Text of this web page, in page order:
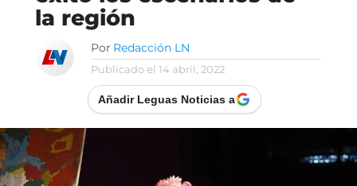
la región
Por Redacción LN
Publicado el 14 abril, 2022
Añadir Leguas Noticias a